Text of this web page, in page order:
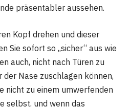
präsentabler aussehen.
Kopf drehen und dieser
Sie sofort so „sicher“ aus wie
auch, nicht nach Türen zu
der Nase zuschlagen können,
nicht zu einem umwerfenden
selbst, und wenn das